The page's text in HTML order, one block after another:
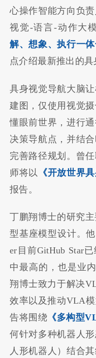
心操作智能方向负
视觉-语言-动作大
解、想象、执行一
点介绍最新推出的
具身视觉导航大脑
建图，仅使用视觉
懂眼前世界，进行
决策导航点，并结
完善路径规划。曾
师将以
《开放世界
报告。
丁鹏翔博士的研究
型基座模型设计。
er目前GitHub Star
中最高的，也是业
翔博士致力于解决
效率以及推动VLA
告将围绕 《多构型
何针对多种机器人
人形机器人）结合